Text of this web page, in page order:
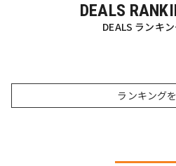
DEALS
DEALS ランキ
ランキング